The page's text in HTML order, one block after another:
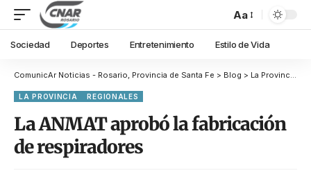
Aa
Sociedad Deportes Entretenimiento Estilo de Vida
ComunicAr Noticias - Rosario, Provincia de Santa Fe > Blog > La Provincia
LA PROVINCIA REGIONALES
La ANMAT aprobó la fabricación
de respiradores